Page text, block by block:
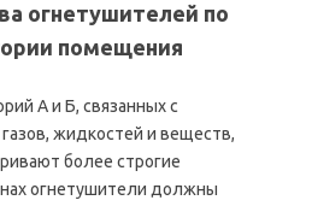
огнетушителей по
помещения
А и Б, связанных с
жидкостей и веществ,
более строгие
огнетушители должны